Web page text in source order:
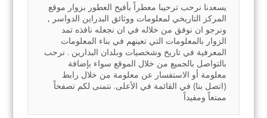
يسعدنا نرحب ترحيبا معطراً بأفيح العطور بزوار موقع
المركز التاريخي لمعلومات ووثائق البدراين الدواسر ,
ونرجو ان نوفق من خلاله في ان نجعله نافذه تمد
الزوار بالمعلومات التي تعينهم في بناء المعلومات
المعرفية في تاريخ وشخصيات وبلدان البدارين . نرحب
بالتواصل بالجميع من خلال الموقع سواء بإضافة
معلومة أو الاستفسار عن معلومة من خلال رابط
(اتصل بنا) في القائمة في الأعلى. نتمنى لكم تصفحاً
ممتعاً ومفيداً